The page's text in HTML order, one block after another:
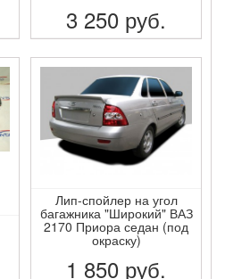
3 250 руб.
ПОДРОБНЕЕ
Лип-спойлер на угол
багажника "Широкий" ВАЗ
2170 Приора седан (под
окраску)
1 850 руб.